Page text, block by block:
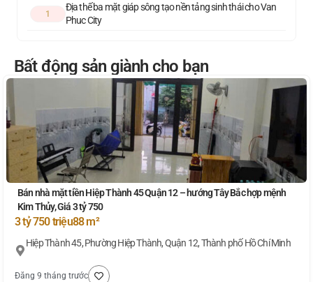
1
Địa thế ba mặt giáp sông tạo nền tảng sinh thái cho Van
Phuc City
Bất động sản giành cho bạn
Bán nhà mặt tiền Hiệp Thành 45 Quận 12 – hướng Tây Bắc hợp mệnh
Kim Thủy, Giá 3 tỷ 750
3 tỷ 750 triệu88 m²
Hiệp Thành 45, Phường Hiệp Thành, Quận 12, Thành phố Hồ Chí Minh
Đăng 9 tháng trước